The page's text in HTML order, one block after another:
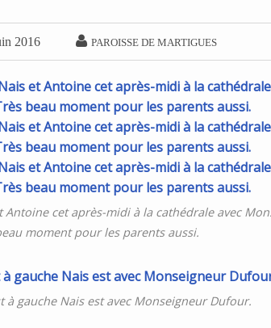
2016  PAROISSE DE MARTIGUES
cet après-midi à la cathédrale avec
moment pour les parents aussi.
à gauche Nais est avec Monseigneur Dufour.